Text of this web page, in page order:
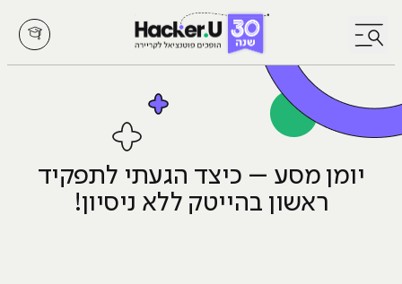
לחץ לפתיחת/סגירת תפריט
יומן מסע – כיצד הגעתי לתפקיד
ראשון בהייטק ללא ניסיון!